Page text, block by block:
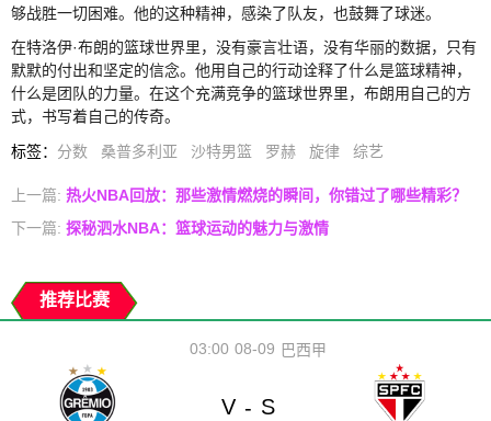
够战胜一切困难。他的这种精神，感染了队友，也鼓舞了球迷。
在特洛伊·布朗的篮球世界里，没有豪言壮语，没有华丽的数据，只有
默默的付出和坚定的信念。他用自己的行动诠释了什么是篮球精神，
什么是团队的力量。在这个充满竞争的篮球世界里，布朗用自己的方
式，书写着自己的传奇。
标签： 分数 桑普多利亚 沙特男篮 罗赫 旋律 综艺
上一篇: 热火NBA回放：那些激情燃烧的瞬间，你错过了哪些精彩？
下一篇: 探秘泗水NBA：篮球运动的魅力与激情
推荐比赛
08-09
03:00 巴西甲
V - S